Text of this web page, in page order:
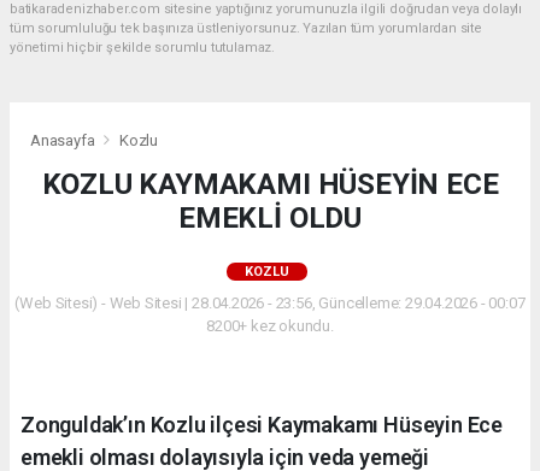
batikaradenizhaber.com sitesine yaptığınız yorumunuzla ilgili doğrudan veya dolaylı
tüm sorumluluğu tek başınıza üstleniyorsunuz. Yazılan tüm yorumlardan site
yönetimi hiçbir şekilde sorumlu tutulamaz.
Anasayfa Kozlu
KOZLU KAYMAKAMI HÜSEYİN ECE
EMEKLİ OLDU
KOZLU
(Web Sitesi) - Web Sitesi | 28.04.2026 - 23:56, Güncelleme: 29.04.2026 - 00:07
8200+ kez okundu.
Zonguldak’ın Kozlu ilçesi Kaymakamı Hüseyin Ece
emekli olması dolayısıyla için veda yemeği